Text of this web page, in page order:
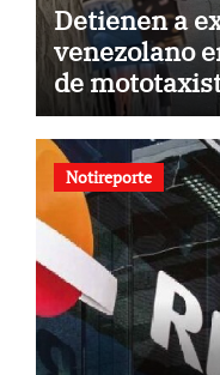
Detienen a
venezolano
de
Notireporte